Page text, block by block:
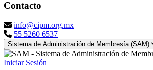
Contacto
info@cipm.org.mx
55 5260 6537
Sistema de Administración de Membresía (SAM)
Iniciar Sesión